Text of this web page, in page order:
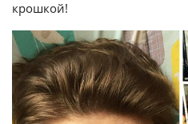
крошкой!